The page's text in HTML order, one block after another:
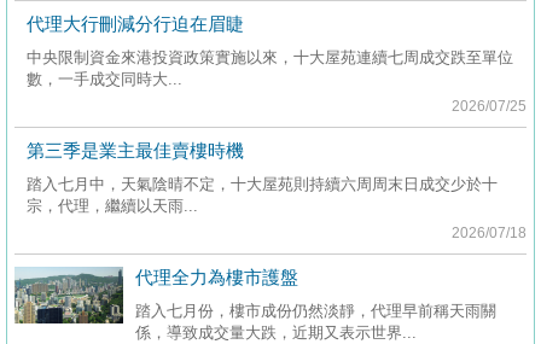
盘
宅
按
揭
产
博
客
代理大行刪減分行迫在眉睫
中央限制資金來港投資政策實施以來，十大屋苑連續七周成交跌至單位
數，一手成交同時大...
2026/07/25
第三季是業主最佳賣樓時機
踏入七月中，天氣陰晴不定，十大屋苑則持續六周周末日成交少於十
宗，代理，繼續以天雨...
2026/07/18
代理全力為樓市護盤
踏入七月份，樓市成份仍然淡靜，代理早前稱天雨關
係，導致成交量大跌，近期又表示世界...